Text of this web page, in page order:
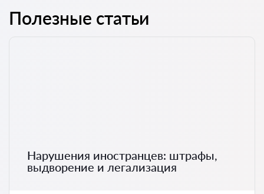
Полезные статьи
Нарушения иностранцев: штрафы,
выдворение и легализация